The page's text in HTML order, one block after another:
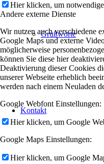
Grußworte
Kontakt
Hier klicken, um
Andere externe Dienste
Wir nutzen auch verschiedene
Google Maps und externe
möglicherweise
können Sie diese hier
Deaktivierung dieser Cookies
unserer Webseite erheblich
werden nach einem Neuladen
Google Webfont Einstellungen:
Hier klicken, um Google
Google Maps Einstellungen:
Hier klicken, um Google